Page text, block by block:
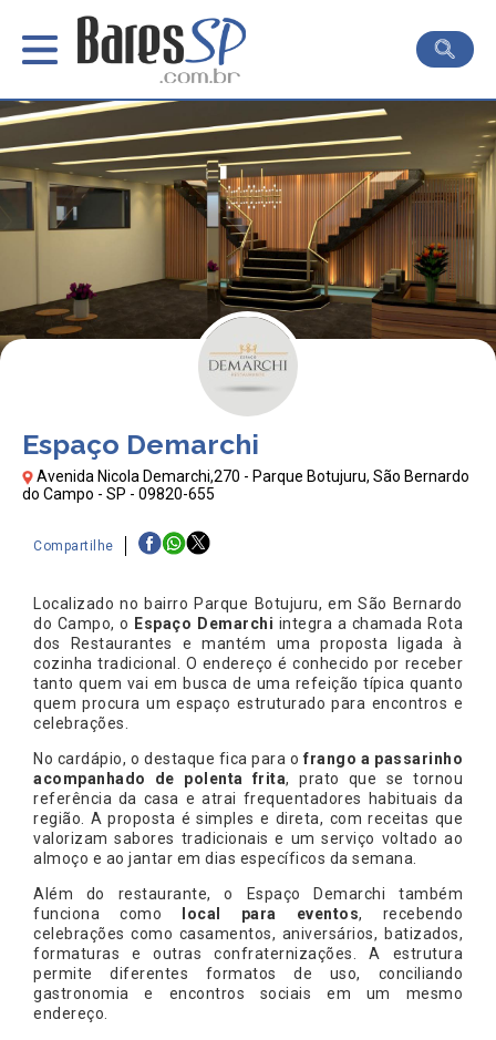
Espaço Demarchi
Avenida Nicola Demarchi,270 - Parque Botujuru, São Bernardo
do Campo - SP - 09820-655
Compartilhe
Localizado no bairro Parque Botujuru, em São Bernardo
do Campo, o Espaço Demarchi integra a chamada Rota
dos Restaurantes e mantém uma proposta ligada à
cozinha tradicional. O endereço é conhecido por receber
tanto quem vai em busca de uma refeição típica quanto
quem procura um espaço estruturado para encontros e
celebrações.
No cardápio, o destaque fica para ofrango a passarinho
acompanhado de polenta frita, prato que se tornou
referência da casa e atrai frequentadores habituais da
região. A proposta é simples e direta, com receitas que
valorizam sabores tradicionais e um serviço voltado ao
almoço e ao jantar em dias específicos da semana.
Além do restaurante, o Espaço Demarchi também
funciona como
local para eventos, recebendo
celebrações como casamentos, aniversários, batizados,
formaturas e outras confraternizações. A estrutura
permite diferentes formatos de uso, conciliando
gastronomia e encontros sociais em um mesmo
endereço.